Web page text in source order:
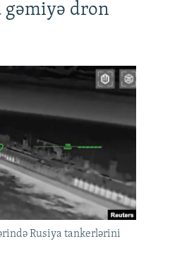
dron
Rusiya tankerlərini